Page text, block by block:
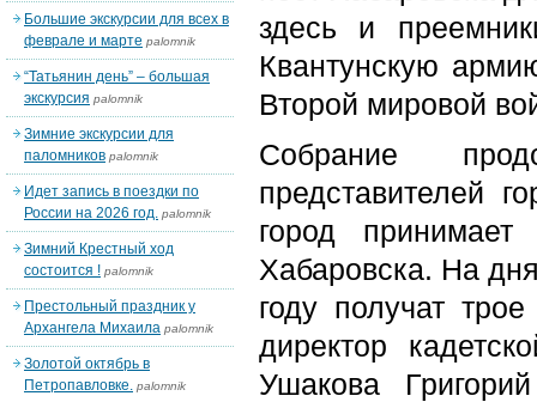
здесь и
Квантунскую
Второй мировой
Собрание
представителей
город
Хабаровска. На
году получат
директор
Ушакова
Большие экскурсии для всех в
феврале и марте palomnik
“Татьянин день” – большая
экскурсия palomnik
Зимние экскурсии для
паломников palomnik
Идет запись в поездки по
России на 2026 год. palomnik
Зимний Крестный ход
состоится ! palomnik
Престольный праздник у
Архангела Михаила palomnik
Золотой октябрь в
Петропавловке. palomnik